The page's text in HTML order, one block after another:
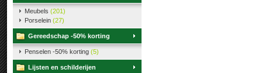
Meubels (201)
Porselein (27)
Gereedschap -50% korting
Penselen -50% korting (5)
Lijsten en schilderijen